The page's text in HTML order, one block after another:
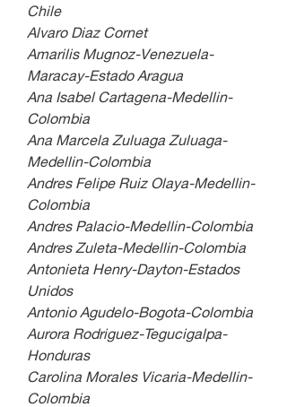
Chile
Alvaro Diaz Cornet
Amarilis Mugnoz-Venezuela-
Maracay-Estado Aragua
Ana Isabel Cartagena-Medellin-
Colombia
Ana Marcela Zuluaga Zuluaga-
Medellin-Colombia
Andres Felipe Ruiz Olaya-Medellin-
Colombia
Andres Palacio-Medellin-Colombia
Andres Zuleta-Medellin-Colombia
Antonieta Henry-Dayton-Estados
Unidos
Antonio Agudelo-Bogota-Colombia
Aurora Rodriguez-Tegucigalpa-
Honduras
Carolina Morales Vicaria-Medellin-
Colombia